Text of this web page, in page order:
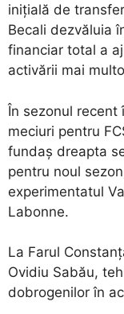
inițială de
Becali dezvăluia
financiar total a
activării mai
​În sezonul recent
meciuri pentru
fundaș dreapta
pentru noul
experimentatul
Labonne.
​La Farul
Ovidiu Sabău,
dobrogenilor în